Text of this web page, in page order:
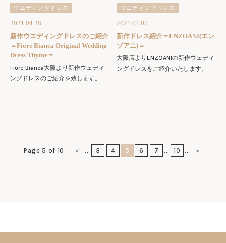
ウエディングドレス
2021.04.28
新作ウエディングドレスのご紹介
＝Fiore Bianca Original Wedding
Dress Thyme＝
Fiore Bianca大阪より新作ウェディ
ングドレスのご紹介を致します。
ウエディングドレス
2021.04.07
新作ドレス紹介＝ENZOANI(エン
ゾアニ)＝
大阪店よりENZOANIの新作ウェディ
ングドレスをご紹介いたします。
Page 5 of 10 ＜ ... 3 4 5 6 7 ... 10 ... ＞